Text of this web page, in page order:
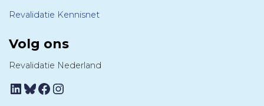
Revalidatie Kennisnet
Volg ons
Revalidatie Nederland
LinkedIn
Bluesky
Facebook
Instagram